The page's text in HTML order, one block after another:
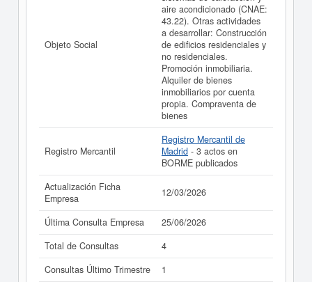
Objeto Social
aire acondicionado (CNAE:
43.22). Otras actividades
a desarrollar: Construcción
de edificios residenciales y
no residenciales.
Promoción inmobiliaria.
Alquiler de bienes
inmobiliarios por cuenta
propia. Compraventa de
bienes
Registro Mercantil
Registro Mercantil de
Madrid - 3 actos en
BORME publicados
Actualización Ficha
Empresa
12/03/2026
Última Consulta Empresa
25/06/2026
Total de Consultas
4
Consultas Último Trimestre
1